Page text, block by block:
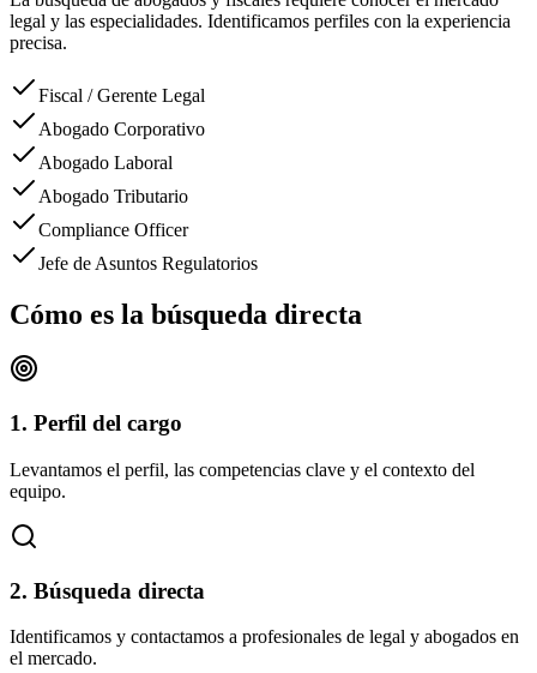
legal y las especialidades. Identificamos perfiles con la experiencia
precisa.
Fiscal / Gerente Legal
Abogado Corporativo
Abogado Laboral
Abogado Tributario
Compliance Officer
Jefe de Asuntos Regulatorios
Cómo es la búsqueda directa
1. Perfil del cargo
Levantamos el perfil, las competencias clave y el contexto del
equipo.
2. Búsqueda directa
Identificamos y contactamos a profesionales de legal y abogados en
el mercado.